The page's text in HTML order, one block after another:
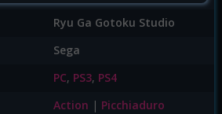
Ryu Ga Gotoku Studio
Sega
PC, PS3, PS4
Action | Picchiaduro